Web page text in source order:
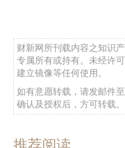
财新网所刊载内容之知识
专属所有或持有。未经许
建立镜像等任何使用。
如有意愿转载，请发邮件至
确认及授权后，方可转载。